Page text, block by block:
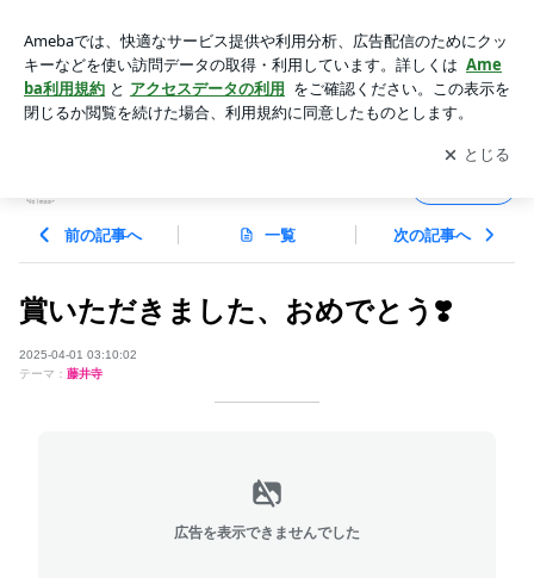
ブログ
アプリをダウンロードして ブログの更新通知
を受け取りまし
ょう。
開く
前の記事へ 一覧 次の記事へ
賞いただきました、おめでとう❣️
2025-04-01 03:10:02
テーマ： 藤井寺
広告を表示できませんでした